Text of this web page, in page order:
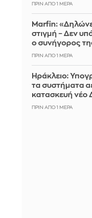
ΠΡΙΝ ΑΠΌ 1 ΜΈΡΑ
Marfin:
στιγμή – Δεν
ο συνήγορος
ΠΡΙΝ ΑΠΌ 1 ΜΈΡΑ
Ηράκλειο:
τα συστήματα
κατασκευή νέο
ΠΡΙΝ ΑΠΌ 1 ΜΈΡΑ